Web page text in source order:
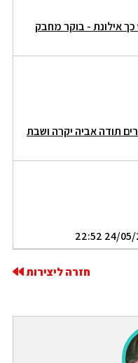
כך אילונת - בוקר מחבק
תודה אביה יקרה ושבת
חזרה ליצירות